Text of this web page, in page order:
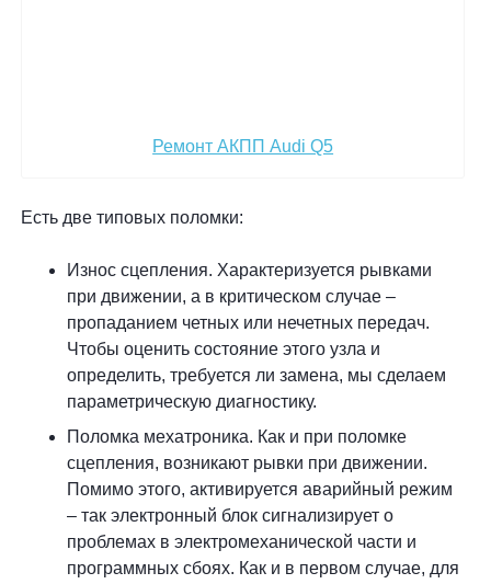
Ремонт АКПП Audi Q5
Есть две типовых поломки:
Износ сцепления. Характеризуется рывками
при движении, а в критическом случае –
пропаданием четных или нечетных передач.
Чтобы оценить состояние этого узла и
определить, требуется ли замена, мы сделаем
параметрическую диагностику.
Поломка мехатроника. Как и при поломке
сцепления, возникают рывки при движении.
Помимо этого, активируется аварийный режим
– так электронный блок сигнализирует о
проблемах в электромеханической части и
программных сбоях. Как и в первом случае, для